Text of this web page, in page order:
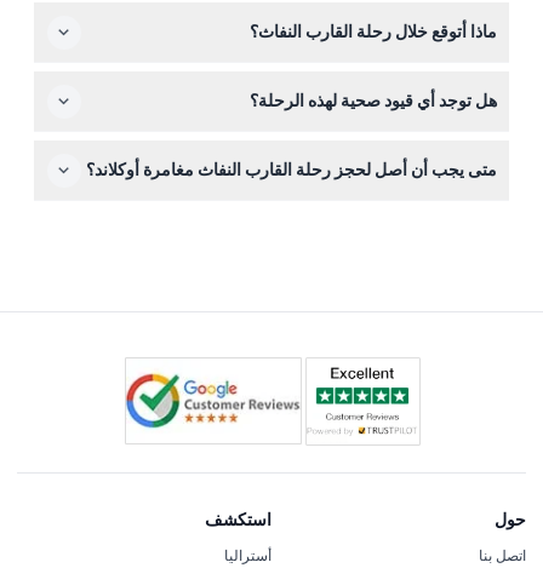
يمكن إلغاؤها بعد الشراء، لذا تأكد من اختيار الوقت والتاريخ
ماذا أتوقع خلال رحلة القارب النفاث؟
مثيرًا وحركات بهلوانية مع الاستمتاع بإطلالات بانورامية مذهلة
هاوروكي، كل ذلك تحت إشراف سائق محترف يتحدث
الإنجليزية.
هل توجد أي قيود صحية لهذه الرحلة؟
أمراض القلب، مشاكل طبية خطيرة أخرى، النساء الحوامل، أو
متى يجب أن أصل لحجز رحلة القارب النفاث مغامرة أوكلاند؟
حول
اتصل بنا
استكشف
أستراليا